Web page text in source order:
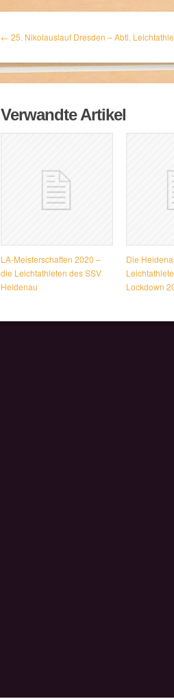
← 25. Nikolauslauf Dresden – Abtl.
Verwandte Artikel
LA-Meisterschaften 2020 –
die Leichtathleten des SSV
Heidenau
Die
Lockdown